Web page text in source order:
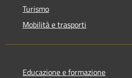
Turismo
Mobilità e trasporti
Educazione e formazione